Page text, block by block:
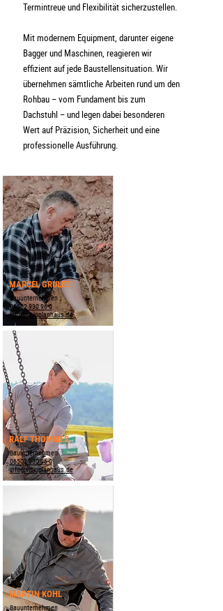
Termintreue und Flexibilität sicherzustellen.
Mit modernem Equipment, darunter eigene
Bagger und Maschinen, reagieren wir
effizient auf jede Baustellensituation. Wir
übernehmen sämtliche Arbeiten rund um den
Rohbau – vom Fundament bis zum
Dachstuhl – und legen dabei besonderen
Wert auf Präzision, Sicherheit und eine
professionelle Ausführung.
MARCEL GRULET
Bauunternehmen
06502 930 96-0
info@visioplanhaus.de
RALF THOMMES
Bauunternehmen
06502 930 96-0
info@visioplanhaus.de
MARTIN KOHL
Bauunternehmen